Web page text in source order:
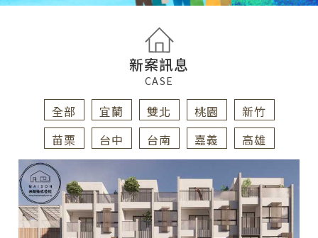
新案訊息
CASE
全部 宜蘭 雙北 桃園
新竹
苗栗
台中 台南 嘉義 高雄